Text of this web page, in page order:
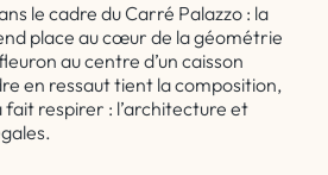
le cadre du Carré Palazzo : la
place au cœur de la géométrie
au centre d’un caisson
en ressaut tient la composition,
respirer : l’architecture et